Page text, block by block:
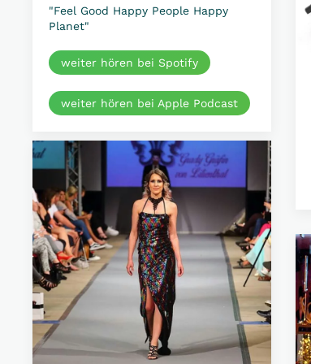
"Feel Good Happy People Happy
Planet"
weiter hören bei Spotify
weiter hören bei Apple Podcast